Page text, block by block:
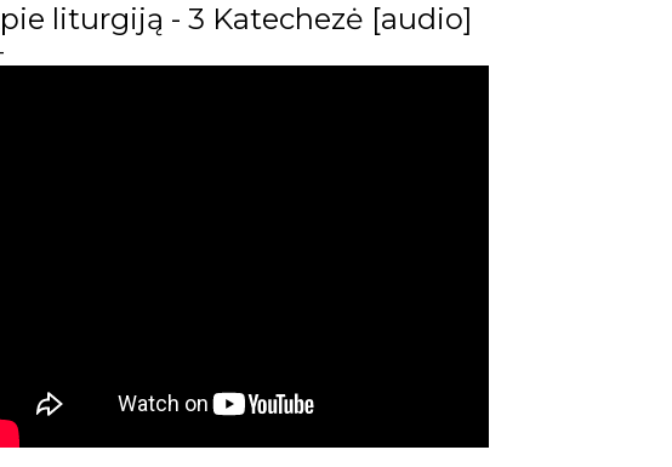
liturgiją - 3 Katechezė [audio]